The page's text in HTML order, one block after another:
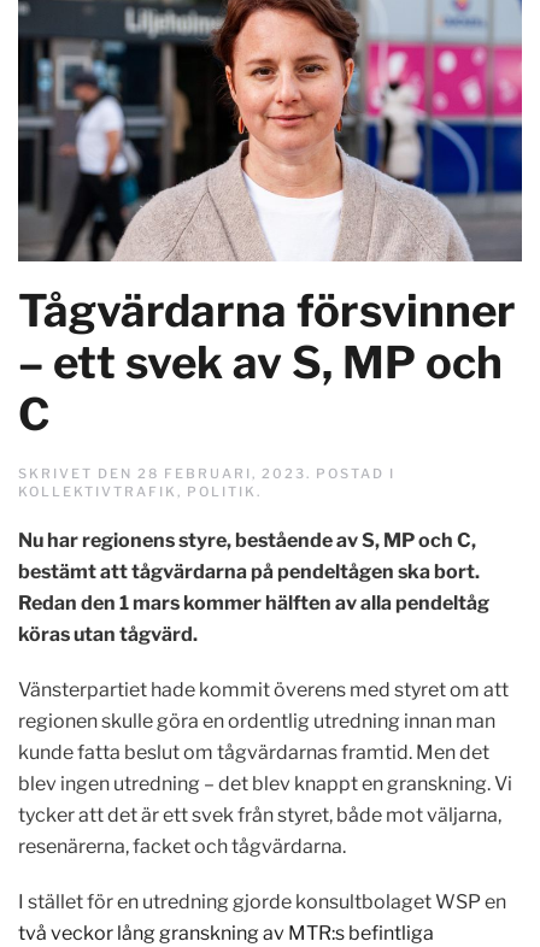
Tågvärdarna försvinner
– ett svek av S, MP och
C
SKRIVET DEN 28 FEBRUARI, 2023. POSTAD I
KOLLEKTIVTRAFIK , POLITIK .
Nu har regionens styre, bestående av S, MP och C,
bestämt att tågvärdarna på pendeltågen ska bort.
Redan den 1 mars kommer hälften av alla pendeltåg
köras utan tågvärd.
Vänsterpartiet hade kommit överens med styret om att
regionen skulle göra en ordentlig utredning innan man
kunde fatta beslut om tågvärdarnas framtid. Men det
blev ingen utredning – det blev knappt en granskning. Vi
tycker att det är ett svek från styret, både mot väljarna,
resenärerna, facket och tågvärdarna.
I stället för en utredning gjorde konsultbolaget WSP en
två veckor lång granskning av MTR:s befintliga